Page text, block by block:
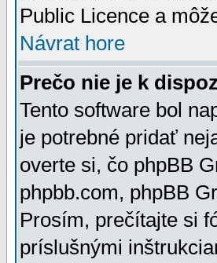
Public Licence a
Návrat hore
Prečo nie je k
Tento software bol
je potrebné pridať
overte si, čo phpBB
phpbb.com, phpBB
Prosím, prečítajte si
príslušnými